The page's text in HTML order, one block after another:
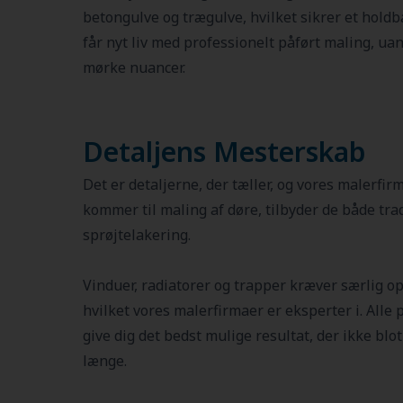
betongulve og trægulve, hvilket sikrer et
får nyt liv med professionelt påført maling,
mørke nuancer.
Detaljens Mesterskab
Det er detaljerne, der tæller, og vores
kommer til maling af døre, tilbyder de både
sprøjtelakering.
Vinduer, radiatorer og trapper kræver særlig
hvilket vores malerfirmaer er eksperter i. Alle
give dig det bedst mulige resultat, der ikke
længe.